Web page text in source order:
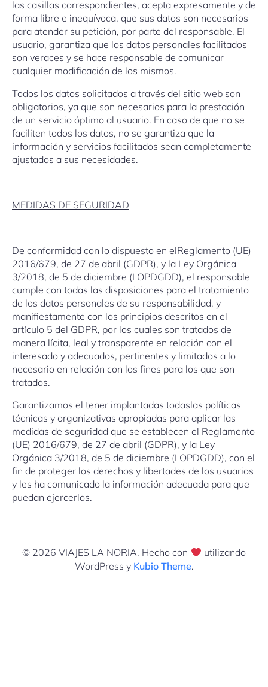
las casillas correspondientes, acepta expresamente y de
forma libre e inequívoca, que sus datos son necesarios
para atender su petición, por parte del responsable. El
usuario, garantiza que los datos personales facilitados
son veraces y se hace responsable de comunicar
cualquier modificación de los mismos.
Todos los datos solicitados a través del sitio web son
obligatorios, ya que son necesarios para la prestación
de un servicio óptimo al usuario. En caso de que no se
faciliten todos los datos, no se garantiza que la
información y servicios facilitados sean completamente
ajustados a sus necesidades.
MEDIDAS DE SEGURIDAD
De conformidad con lo dispuesto en elReglamento (UE)
2016/679, de 27 de abril (GDPR), y la Ley Orgánica
3/2018, de 5 de diciembre (LOPDGDD), el responsable
cumple con todas las disposiciones para el tratamiento
de los datos personales de su responsabilidad, y
manifiestamente con los principios descritos en el
artículo 5 del GDPR, por los cuales son tratados de
manera lícita, leal y transparente en relación con el
interesado y adecuados, pertinentes y limitados a lo
necesario en relación con los fines para los que son
tratados.
Garantizamos el tener implantadas todaslas políticas
técnicas y organizativas apropiadas para aplicar las
medidas de seguridad que se establecen el Reglamento
(UE) 2016/679, de 27 de abril (GDPR), y la Ley
Orgánica 3/2018, de 5 de diciembre (LOPDGDD), con el
fin de proteger los derechos y libertades de los usuarios
y les ha comunicado la información adecuada para que
puedan ejercerlos.
© 2026 VIAJES LA NORIA. Hecho con
utilizando
WordPress y Kubio Theme.